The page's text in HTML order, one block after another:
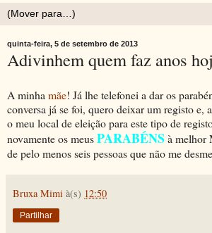
quinta-feira, 5 de setembro de 2013
Adivinhem quem faz anos
A minha mãe! Já lhe telefonei a dar os
conversa já se foi, quero deixar um registo e,
o meu local de eleição para este tipo de
novamente os meusPARABÉNSà melhor
de pelo menos seis pessoas que não me
Bruxa Mimi à(s) 12:50
Partilhar